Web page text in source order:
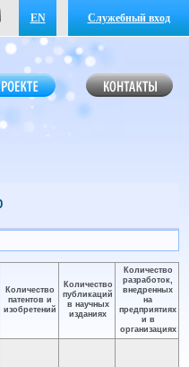
EN Служебный вход
Количество
патентов и
изобретений
Количество
публикаций
в научных
изданиях
Количество
разработок,
внедренных
на
предприятиях
и в
организациях